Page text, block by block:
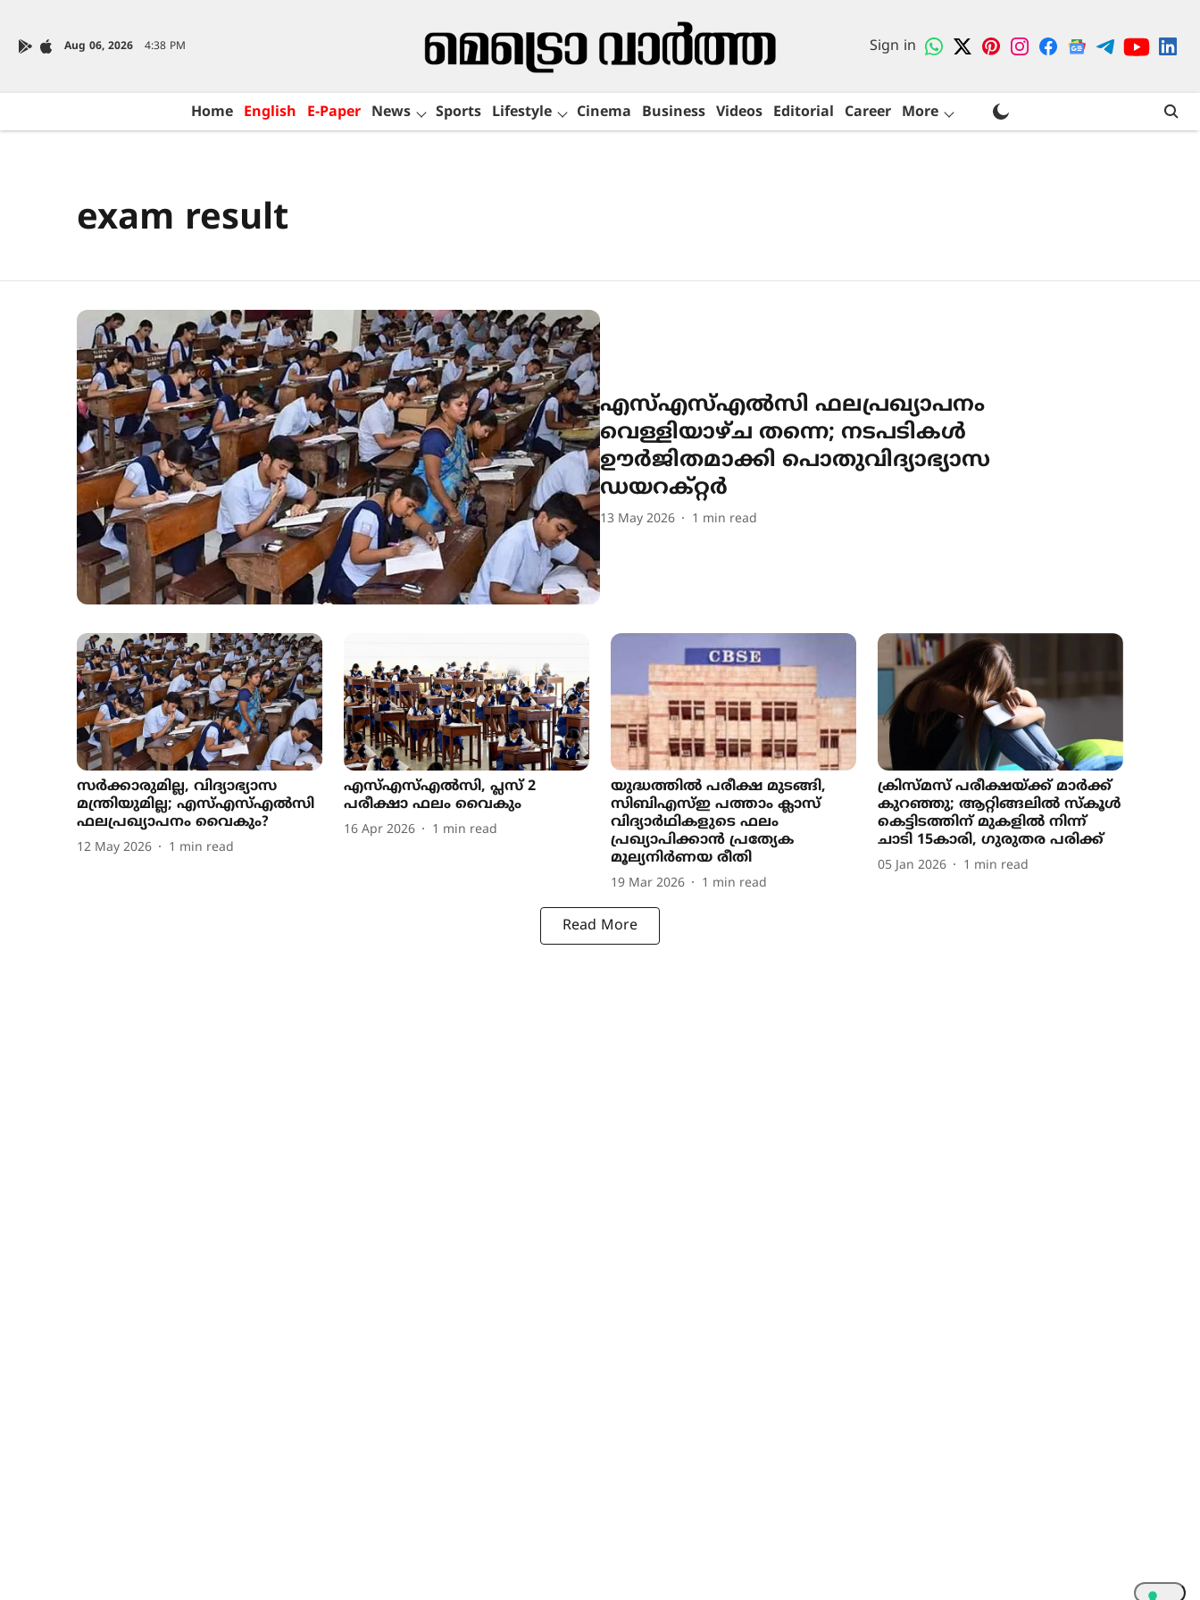
Aug 06, 2026 4:38 PM Sign in
Home English E-Paper News Sports Lifestyle Cinema Business Videos Editorial Career More
exam result
എസ്എസ്എൽസി ഫലപ്രഖ്യാപനം
വെള്ളിയാഴ്ച തന്നെ; നടപടികൾ
ഊർജിതമാക്കി പൊതുവിദ്യാഭ്യാസ
ഡയറക്റ്റർ
13 May 2026 1 min read
സർക്കാരുമില്ല, വിദ്യാഭ്യാസ
മന്ത്രിയുമില്ല; എസ്എസ്എൽസി
ഫലപ്രഖ്യാപനം വൈകും?
12 May 2026 1 min read
എസ്എസ്എൽസി, പ്ലസ് 2
പരീക്ഷാ ഫലം വൈകും
16 Apr 2026 1 min read
യുദ്ധത്തിൽ പരീക്ഷ മുടങ്ങി,
സിബിഎസ്ഇ പത്താം ക്ലാസ്
വിദ്യാർഥികളുടെ ഫലം
പ്രഖ്യാപിക്കാൻ പ്രത്യേക
മൂല്യനിർണയ രീതി
19 Mar 2026 1 min read
ക്രിസ്മസ് പരീക്ഷയ്ക്ക് മാർക്ക്
കുറഞ്ഞു; ആറ്റിങ്ങലിൽ സ്കൂൾ
കെട്ടിടത്തിന് മുകളിൽ നിന്ന്
ചാടി 15കാരി, ഗുരുതര പരിക്ക്
05 Jan 2026 1 min read
Read More